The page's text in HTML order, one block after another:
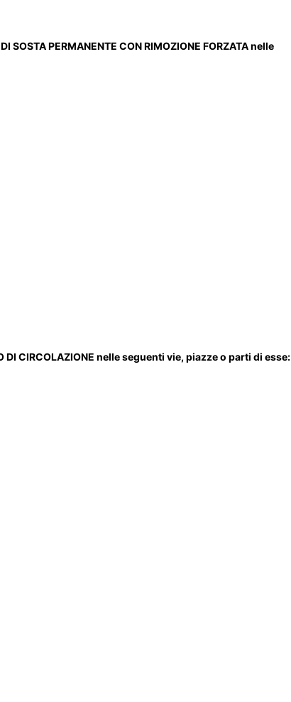
PERMANENTE CON RIMOZIONE FORZATA nelle
CIRCOLAZIONE nelle seguenti vie, piazze o parti di esse: